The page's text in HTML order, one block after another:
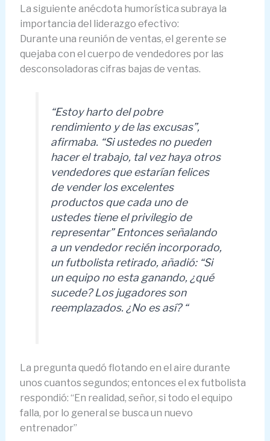
La siguiente anécdota humorística subraya la
importancia del liderazgo efectivo:
Durante una reunión de ventas, el gerente se
quejaba con el cuerpo de vendedores por las
desconsoladoras cifras bajas de ventas.
“Estoy harto del pobre
rendimiento y de las excusas”,
afirmaba. “Si ustedes no pueden
hacer el trabajo, tal vez haya otros
vendedores que estarían felices
de vender los excelentes
productos que cada uno de
ustedes tiene el privilegio de
representar” Entonces señalando
a un vendedor recién incorporado,
un futbolista retirado, añadió: “Si
un equipo no esta ganando, ¿qué
sucede? Los jugadores son
reemplazados. ¿No es así? “
La pregunta quedó flotando en el aire durante
unos cuantos segundos; entonces el ex futbolista
respondió: “En realidad, señor, si todo el equipo
falla, por lo general se busca un nuevo
entrenador”